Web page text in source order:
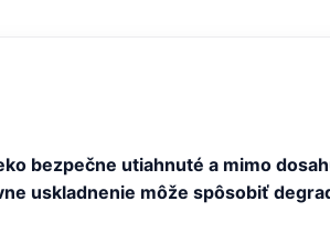
bezpečne utiahnuté a mimo
uskladnenie môže spôsobiť